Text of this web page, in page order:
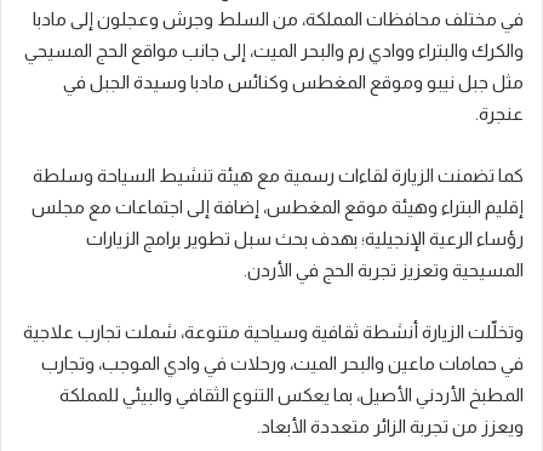
في مختلف محافظات المملكة، من السلط وجرش وعجلون إلى مادبا
والكرك والبتراء ووادي رم والبحر الميت، إلى جانب مواقع الحج المسيحي
مثل جبل نيبو وموقع المغطس وكنائس مادبا وسيدة الجبل في
عنجرة.
كما تضمنت الزيارة لقاءات رسمية مع هيئة تنشيط السياحة وسلطة
إقليم البتراء وهيئة موقع المغطس، إضافة إلى اجتماعات مع مجلس
رؤساء الرعية الإنجيلية؛ بهدف بحث سبل تطوير برامج الزيارات
المسيحية وتعزيز تجربة الحج في الأردن.
وتخلّلت الزيارة أنشطة ثقافية وسياحية متنوعة، شملت تجارب علاجية
في حمامات ماعين والبحر الميت، ورحلات في وادي الموجب، وتجارب
المطبخ الأردني الأصيل، بما يعكس التنوع الثقافي والبيئي للمملكة
ويعزز من تجربة الزائر متعددة الأبعاد.